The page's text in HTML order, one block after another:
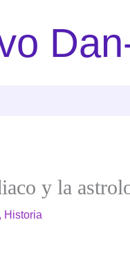
y la
, Historia